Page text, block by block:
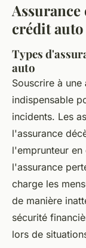
Assurance
crédit auto
Types
auto
Souscrire à une
indispensable
incidents. Les
l'assurance
l'emprunteur
l'assurance
charge les
de manière
sécurité
lors de